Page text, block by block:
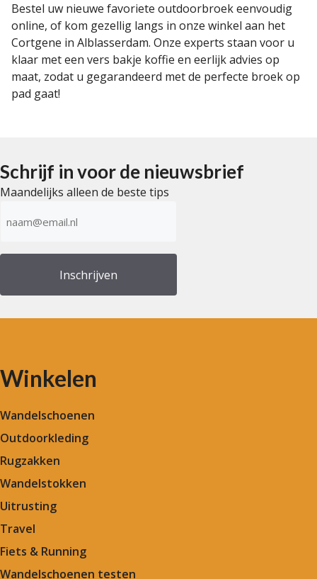
Bestel uw nieuwe favoriete outdoorbroek eenvoudig
online, of kom gezellig langs in onze winkel aan het
Cortgene in Alblasserdam. Onze experts staan voor u
klaar met een vers bakje koffie en eerlijk advies op
maat, zodat u gegarandeerd met de perfecte broek op
pad gaat!
Schrijf in voor de nieuwsbrief
Maandelijks alleen de beste tips
mailadres
Winkelen
Wandelschoenen
Outdoorkleding
Rugzakken
Wandelstokken
Uitrusting
Travel
Fiets & Running
Wandelschoenen testen